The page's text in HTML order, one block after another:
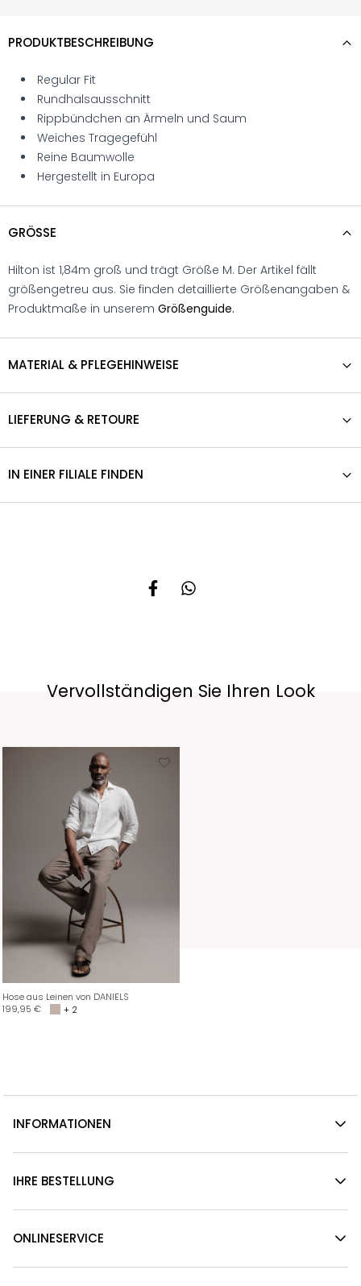
PRODUKTBESCHREIBUNG
Regular Fit
Rundhalsausschnitt
Rippbündchen an Ärmeln und Saum
Weiches Tragegefühl
Reine Baumwolle
Hergestellt in Europa
GRÖSSE
Hilton ist 1,84m groß und trägt Größe M. Der Artikel fällt
größengetreu aus. Sie finden detaillierte Größenangaben &
Produktmaße in unserem Größenguide.
MATERIAL & PFLEGEHINWEISE
LIEFERUNG & RETOURE
IN EINER FILIALE FINDEN
Vervollständigen Sie Ihren Look
Hose aus Leinen von DANIELS
199,95 € + 2
INFORMATIONEN
IHRE BESTELLUNG
ONLINESERVICE